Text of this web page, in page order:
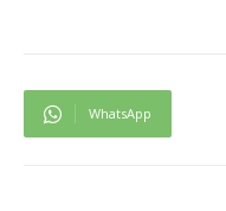
WhatsApp